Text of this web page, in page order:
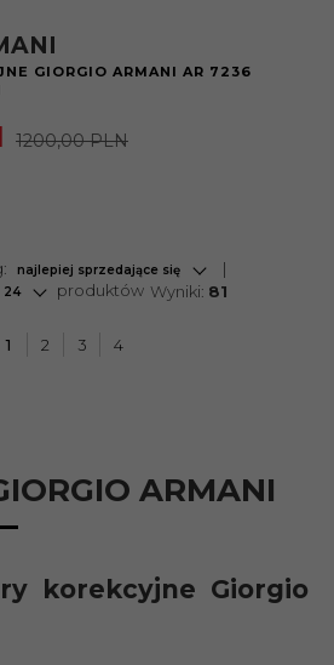
GIORGIO ARMANI AR 7236
1200,00 PLN
najlepiej sprzedające się
24 produktów Wyniki: 81
1 2 3 4
ARMANI
korekcyjne Giorgio